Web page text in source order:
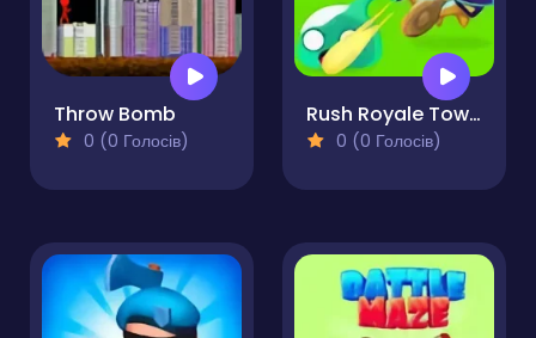
Throw Bomb
0 (0 Голосів)
Rush Royale Tower Defense TD
0 (0 Голосів)